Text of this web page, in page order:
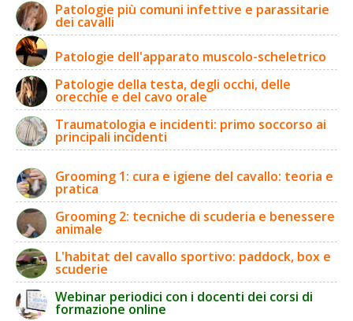
Patologie più comuni infettive e parassitarie
dei cavalli
Patologie dell'apparato muscolo-scheletrico
Patologie della testa, degli occhi, delle
orecchie e del cavo orale
Traumatologia e incidenti: primo soccorso ai
principali incidenti
Grooming 1: cura e igiene del cavallo: teoria e
pratica
Grooming 2: tecniche di scuderia e benessere
animale
L'habitat del cavallo sportivo: paddock, box e
scuderie
Webinar periodici con i docenti dei corsi di
formazione online